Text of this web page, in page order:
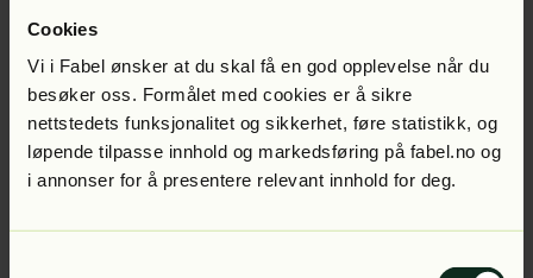
Cookies
Vi i Fabel ønsker at du skal få en god opplevelse når du
besøker oss. Formålet med cookies er å sikre
nettstedets funksjonalitet og sikkerhet, føre statistikk, og
løpende tilpasse innhold og markedsføring på fabel.no og
i annonser for å presentere relevant innhold for deg.